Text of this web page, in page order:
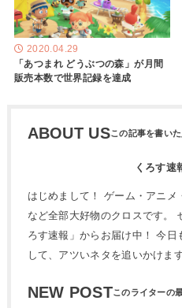
2020.04.29
「あつまれ どうぶつの森」が月間
販売本数で世界記録を達成
ABOUT US
くろす速
はじめまして！ ゲーム・アニメ
など全部大好物のクロスです。
ろす速報」からお届け中！ 今日
して、アツいネタを追いかけま
NEW POST